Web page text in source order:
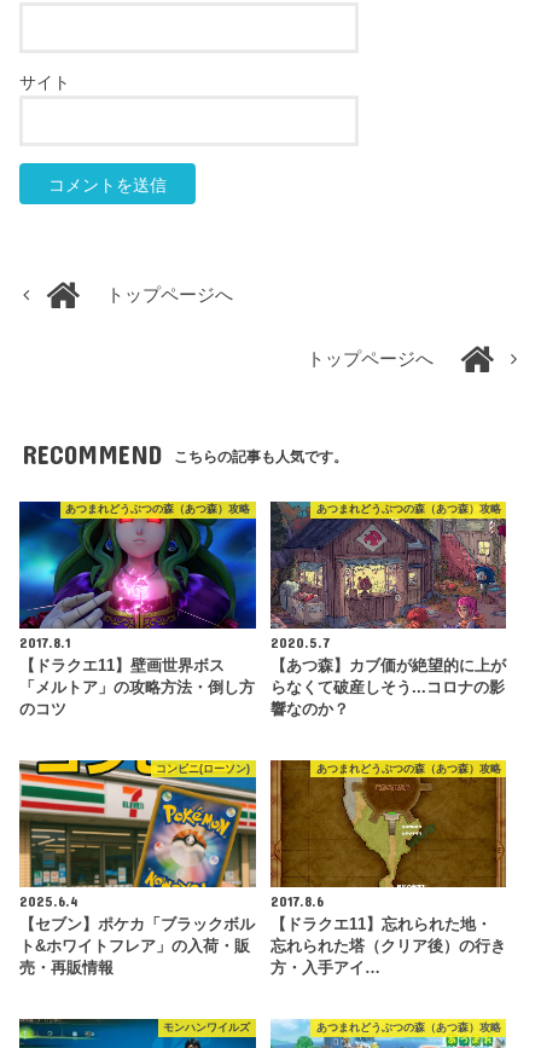
サイト
トップページへ
トップページへ
RECOMMEND こちらの記事も人気です。
あつまれどうぶつの森（あつ森）攻略
2017.8.1
【ドラクエ11】壁画世界ボス
「メルトア」の攻略方法・倒し方
のコツ
あつまれどうぶつの森（あつ森）攻略
2020.5.7
【あつ森】カブ価が絶望的に上が
らなくて破産しそう...コロナの影
響なのか？
コンビニ(ローソン)
2025.6.4
【セブン】ポケカ「ブラックボル
ト&ホワイトフレア」の入荷・販
売・再販情報
あつまれどうぶつの森（あつ森）攻略
2017.8.6
【ドラクエ11】忘れられた地・
忘れられた塔（クリア後）の行き
方・入手アイ…
モンハンワイルズ あつまれどうぶつの森（あつ森）攻略